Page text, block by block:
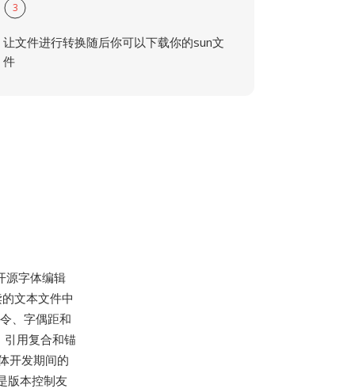
3
让文件进行转换随后你可以下载你的sun文
件
源字体编辑
文本文件中
、字偶距和
用复合和锚
开发期间的
版本控制友